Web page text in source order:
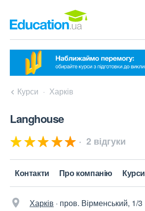
Курси Харків
Langhouse
2 відгуки
Контакти Про компанію Курси
Харків · пров. Вірменський, 1/3